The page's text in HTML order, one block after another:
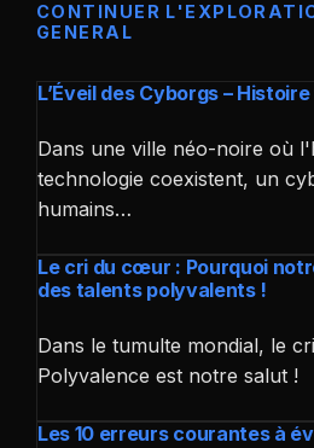
CONTINUER
GENERAL
L’Éveil des Cyborgs –
Dans une ville néo-noire où
technologie coexistent, un
humains…
Le cri du cœur : Pourquoi
des talents polyvalents !
Dans le tumulte mondial, le
Polyvalence est notre salut !
Les 10 erreurs courantes à